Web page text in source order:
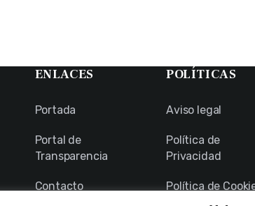
ENLACES
Portada
Portal de
Transparencia
Contacto
POLÍTICAS
Aviso legal
Política de
Privacidad
Política de